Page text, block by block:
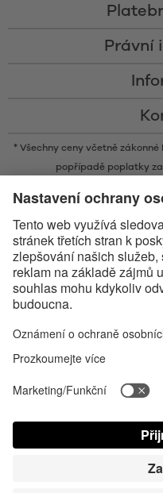
Právní
* Všechny ceny včetně
popřípadě poplatky
ochrannými známkami ve
veškeré používání těchto
Apple, logo Apple a Apple
Apple Inc. Google Play a
Contact us